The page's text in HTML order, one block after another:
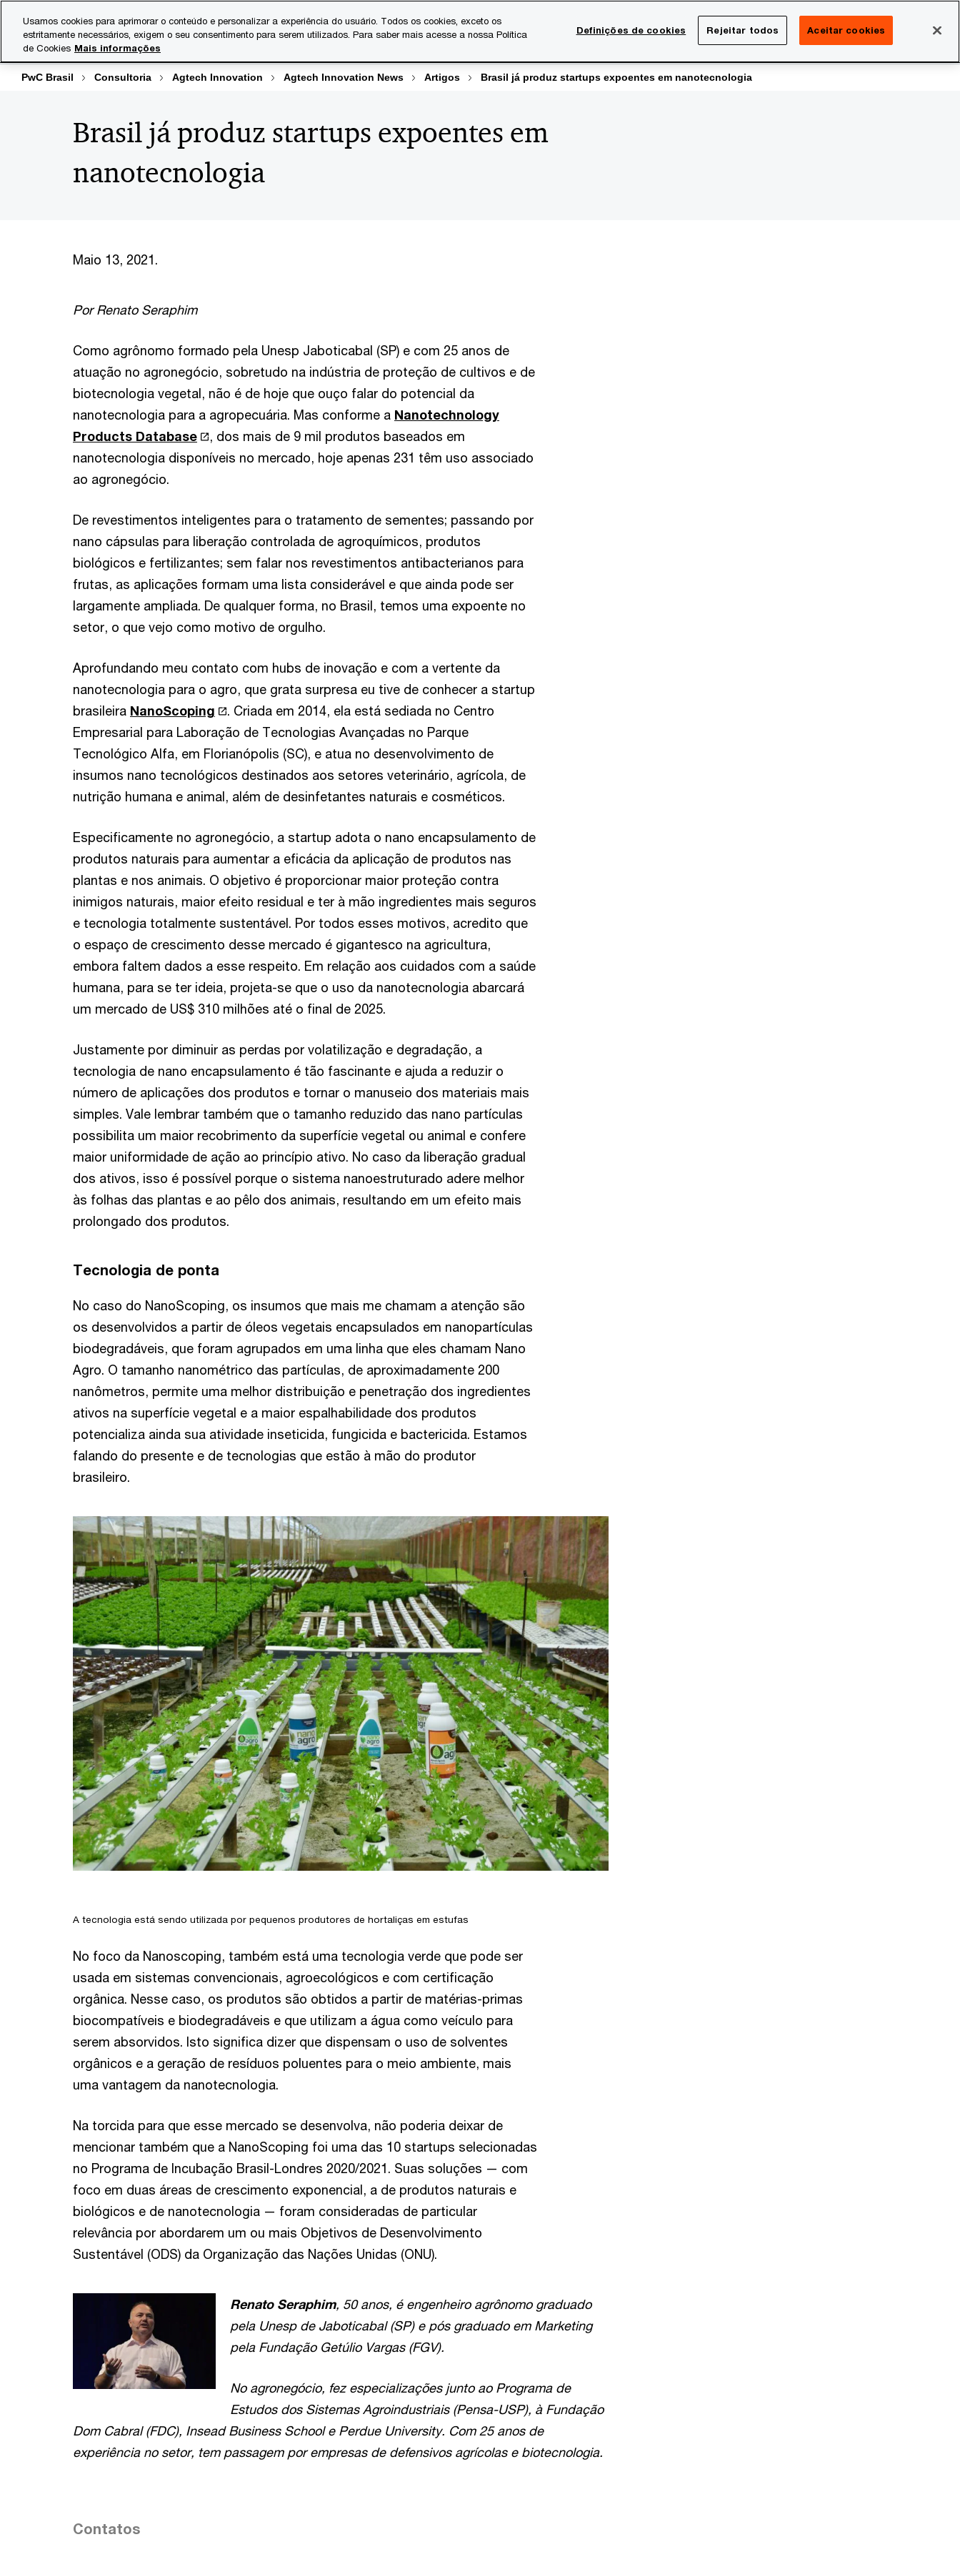
content
footer
Serviços Sala de imprensa
PwC Brasil Consultoria Agtech Innovation Agtech Innovation News Artigos Brasil já produz startups expoentes em nanotecnologia
Brasil já produz startups expoentes em
nanotecnologia
Maio 13, 2021.
Por Renato Seraphim
Como agrônomo formado pela Unesp Jaboticabal (SP) e com 25 anos de
atuação no agronegócio, sobretudo na indústria de proteção de cultivos e de
biotecnologia vegetal, não é de hoje que ouço falar do potencial da
nanotecnologia para a agropecuária. Mas conforme a Nanotechnology
Products Database
, dos mais de 9 mil produtos baseados em
nanotecnologia disponíveis no mercado, hoje apenas 231 têm uso associado
ao agronegócio.
De revestimentos inteligentes para o tratamento de sementes; passando por
nano cápsulas para liberação controlada de agroquímicos, produtos
biológicos e fertilizantes; sem falar nos revestimentos antibacterianos para
frutas, as aplicações formam uma lista considerável e que ainda pode ser
largamente ampliada. De qualquer forma, no Brasil, temos uma expoente no
setor, o que vejo como motivo de orgulho.
Aprofundando meu contato com hubs de inovação e com a vertente da
nanotecnologia para o agro, que grata surpresa eu tive de conhecer a startup
brasileira NanoScoping
. Criada em 2014, ela está sediada no Centro
Empresarial para Laboração de Tecnologias Avançadas no Parque
Tecnológico Alfa, em Florianópolis (SC), e atua no desenvolvimento de
insumos nano tecnológicos destinados aos setores veterinário, agrícola, de
nutrição humana e animal, além de desinfetantes naturais e cosméticos.
Especificamente no agronegócio, a startup adota o nano encapsulamento de
produtos naturais para aumentar a eficácia da aplicação de produtos nas
plantas e nos animais. O objetivo é proporcionar maior proteção contra
inimigos naturais, maior efeito residual e ter à mão ingredientes mais seguros
e tecnologia totalmente sustentável. Por todos esses motivos, acredito que
o espaço de crescimento desse mercado é gigantesco na agricultura,
embora faltem dados a esse respeito. Em relação aos cuidados com a saúde
humana, para se ter ideia, projeta-se que o uso da nanotecnologia abarcará
um mercado de US$ 310 milhões até o final de 2025.
Justamente por diminuir as perdas por volatilização e degradação, a
tecnologia de nano encapsulamento é tão fascinante e ajuda a reduzir o
número de aplicações dos produtos e tornar o manuseio dos materiais mais
simples. Vale lembrar também que o tamanho reduzido das nano partículas
possibilita um maior recobrimento da superfície vegetal ou animal e confere
maior uniformidade de ação ao princípio ativo. No caso da liberação gradual
dos ativos, isso é possível porque o sistema nanoestruturado adere melhor
às folhas das plantas e ao pêlo dos animais, resultando em um efeito mais
prolongado dos produtos.
Tecnologia de ponta
No caso do NanoScoping, os insumos que mais me chamam a atenção são
os desenvolvidos a partir de óleos vegetais encapsulados em nanopartículas
biodegradáveis, que foram agrupados em uma linha que eles chamam Nano
Agro. O tamanho nanométrico das partículas, de aproximadamente 200
nanômetros, permite uma melhor distribuição e penetração dos ingredientes
ativos na superfície vegetal e a maior espalhabilidade dos produtos
potencializa ainda sua atividade inseticida, fungicida e bactericida. Estamos
falando do presente e de tecnologias que estão à mão do produtor
brasileiro.
A tecnologia está sendo utilizada por pequenos produtores de hortaliças em estufas
No foco da Nanoscoping, também está uma tecnologia verde que pode ser
usada em sistemas convencionais, agroecológicos e com certificação
orgânica. Nesse caso, os produtos são obtidos a partir de matérias-primas
biocompatíveis e biodegradáveis e que utilizam a água como veículo para
serem absorvidos. Isto significa dizer que dispensam o uso de solventes
orgânicos e a geração de resíduos poluentes para o meio ambiente, mais
uma vantagem da nanotecnologia.
Na torcida para que esse mercado se desenvolva, não poderia deixar de
mencionar também que a NanoScoping foi uma das 10 startups selecionadas
no Programa de Incubação Brasil-Londres 2020/2021. Suas soluções — com
foco em duas áreas de crescimento exponencial, a de produtos naturais e
biológicos e de nanotecnologia — foram consideradas de particular
relevância por abordarem um ou mais Objetivos de Desenvolvimento
Sustentável (ODS) da Organização das Nações Unidas (ONU).
Renato Seraphim, 50 anos, é engenheiro agrônomo graduado
pela Unesp de Jaboticabal (SP) e pós graduado em Marketing
pela Fundação Getúlio Vargas (FGV).
No agronegócio, fez especializações junto ao Programa de
Estudos dos Sistemas Agroindustriais (Pensa-USP), à Fundação
Dom Cabral (FDC), Insead Business School e Perdue University. Com 25 anos de
experiência no setor, tem passagem por empresas de defensivos agrícolas e biotecnologia.
Contatos
Usamos cookies para aprimorar o conteúdo e personalizar a experiência do usuário. Todos os cookies, exceto os
estritamente necessários, exigem o seu consentimento para serem utilizados. Para saber mais acesse a nossa Política
de Cookies Mais informações
Definições de cookies Rejeitar todos Aceitar cookies